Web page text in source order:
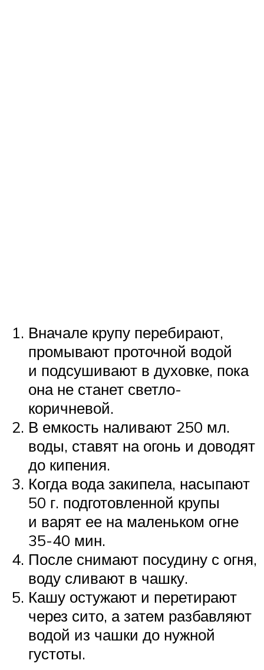
Вначале крупу перебирают,
промывают проточной водой
и подсушивают в духовке, пока
она не станет светло-
коричневой.
В емкость наливают 250 мл.
воды, ставят на огонь и доводят
до кипения.
Когда вода закипела, насыпают
50 г. подготовленной крупы
и варят ее на маленьком огне
35-40 мин.
После снимают посудину с огня,
воду сливают в чашку.
Кашу остужают и перетирают
через сито, а затем разбавляют
водой из чашки до нужной
густоты.